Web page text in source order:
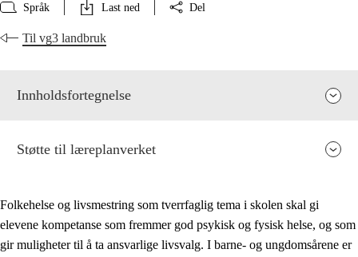
Språk Last ned Del
Til vg3 landbruk
Innholdsfortegnelse
Støtte til læreplanverket
Folkehelse og livsmestring som tverrfaglig tema i skolen skal gi
elevene kompetanse som fremmer god psykisk og fysisk helse, og som
gir muligheter til å ta ansvarlige livsvalg. I barne- og ungdomsårene er